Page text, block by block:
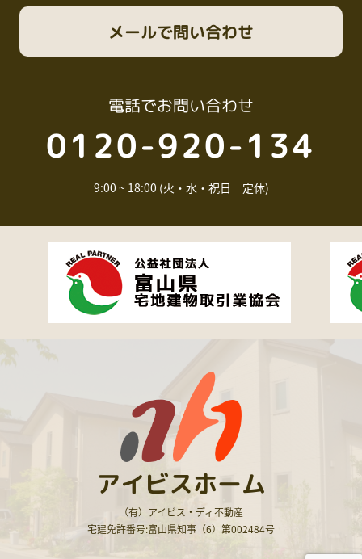
電話でお問い合わせ
0120-920-134
9:00 ~ 18:00 (火・水・祝日 定休)
メールで問い合わせ
アイビスホーム
（有）アイビス・ディ不動産
宅建免許番号:富山県知事（6）第002484号